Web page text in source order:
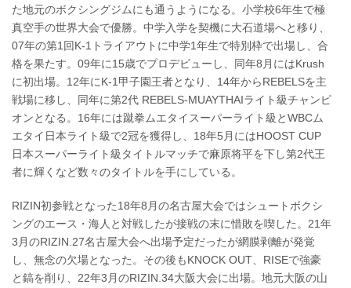
た地元のボクシングジムにも通うようになる。小学校6年生で極
真空手の世界大会で優勝。中学入学を契機に大石道場へと移り、
07年の第1回K-1トライアウトに中学1年生で特別枠で出場し、合
格を果たす。09年に15歳でプロデビューし、同年8月にはKrush
に初出場。12年にK-1甲子園王者となり、14年からREBELSを主
戦場に移し、同年に第2代 REBELS-MUAYTHAIライト級チャンピ
オンとなる。16年には蹴拳ムエタイスーパーライト級とWBCム
エタイ日本ライト級で2冠を獲得し、18年5月にはHOOST CUP
日本スーパーライト級タイトルマッチで麻原将平を下し第2代王
者に輝くなど数々のタイトルを手にしている。
RIZIN初参戦となった18年8月の名古屋大会ではシュートボクシ
ングのエース・海人と対戦したが接戦の末に惜敗を喫した。21年
3月のRIZIN.27名古屋大会へ出場予定だったが網膜剥離が発覚
し、無念の欠場となった。その後もKNOCK OUT、RISEで強豪
と鎬を削り、22年3月のRIZIN.34大阪大会に出場。地元大阪の山